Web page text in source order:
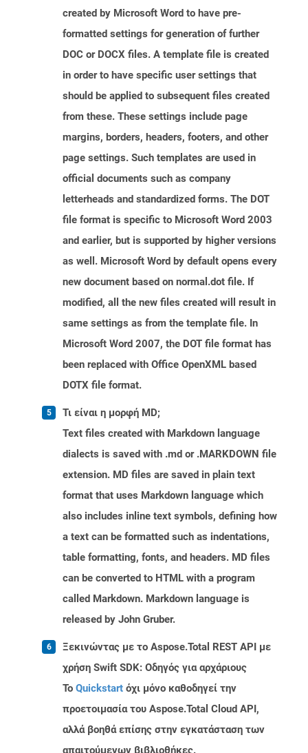
created by Microsoft Word to have pre-
formatted settings for generation of further
DOC or DOCX files. A template file is created
in order to have specific user settings that
should be applied to subsequent files created
from these. These settings include page
margins, borders, headers, footers, and other
page settings. Such templates are used in
official documents such as company
letterheads and standardized forms. The DOT
file format is specific to Microsoft Word 2003
and earlier, but is supported by higher versions
as well. Microsoft Word by default opens every
new document based on normal.dot file. If
modified, all the new files created will result in
same settings as from the template file. In
Microsoft Word 2007, the DOT file format has
been replaced with Office OpenXML based
DOTX file format.
Τι είναι η μορφή MD;
Text files created with Markdown language
dialects is saved with .md or .MARKDOWN file
extension. MD files are saved in plain text
format that uses Markdown language which
also includes inline text symbols, defining how
a text can be formatted such as indentations,
table formatting, fonts, and headers. MD files
can be converted to HTML with a program
called Markdown. Markdown language is
released by John Gruber.
Ξεκινώντας με το Aspose.Total REST API με
χρήση Swift SDK: Οδηγός για αρχάριους
Το Quickstart όχι μόνο καθοδηγεί την
προετοιμασία του Aspose.Total Cloud API,
αλλά βοηθά επίσης στην εγκατάσταση των
απαιτούμενων βιβλιοθήκες.